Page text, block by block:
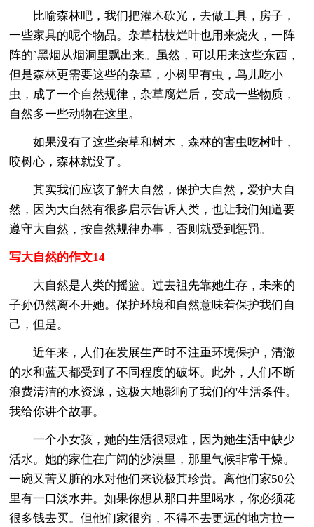
比喻森林吧，我们把灌木砍光，去做工具，房子，
一些家具的呢个物品。杂草枯枝烂叶也用来烧火，一阵
阵的`黑烟从烟洞里飘出来。虽然，可以用来这些东西，
但是森林更需要这些的杂草，小树里有虫，鸟儿吃小
虫，成了一个自然规律，杂草腐烂后，变成一些物质，
自然多一些动物在这里。
如果没有了这些杂草和树木，森林的害虫吃树叶，
咬树心，森林就没了。
其实我们应该了解大自然，保护大自然，爱护大自
然，因为大自然有很多启示告诉人类，也让我们知道要
遵守大自然，按自然规律办事，否则就受到惩罚。
写大自然的作文14
大自然是人类的摇篮。过去祖先靠她生存，未来的
子孙仍然离不开她。保护环境和自然意味着保护我们自
己，但是。
近年来，人们在发展生产时不注重环境保护，清澈
的水和蓝天都受到了不同程度的破坏。此外，人们不断
浪费清洁的水资源，这极大地影响了我们的'生活条件。
我给你讲个故事。
一个小女孩，她的生活很艰难，因为她生活中缺少
活水。她的家住在广阔的沙漠里，那里气候非常干燥。
一碗又苦又脏的水对他们来说极其珍贵。离他们家50公
里有一口淡水井。如果你想从那口井里喝水，你必须花
很多钱去买。但他们家很穷，不得不去更远的地方拉一